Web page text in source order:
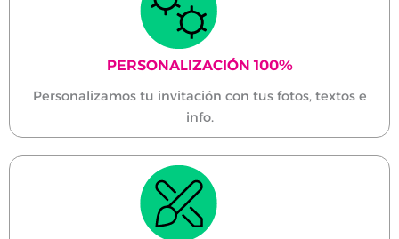
PERSONALIZACIÓN 100%
Personalizamos tu invitación con tus fotos, textos e
info.